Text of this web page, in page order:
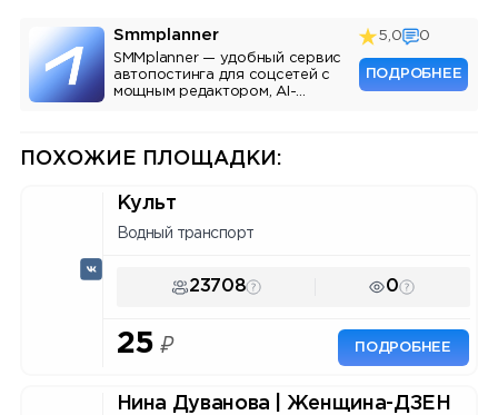
Smmplanner
SMMplanner — удобный сервис
автопостинга для соцсетей с
мощным редактором, AI-
5,0 0
ПОДРОБНЕЕ
ПОХОЖИЕ ПЛОЩАДКИ:
Культ
Водный транспорт
23708 0
25 ₽ ПОДРОБНЕЕ
Нина Дуванова | Женщина-ДЗЕН